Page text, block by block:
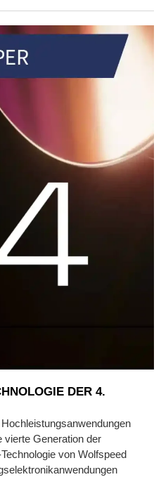
DER 4.
vierte Generation der
von Wolfspeed